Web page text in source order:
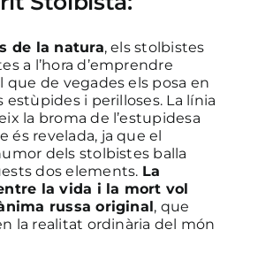
de la natura, els stolbistes
a l’hora d’emprendre
que de vegades els posa en
estùpides i perilloses. La línia
la broma de l’estupidesa
és revelada, ja que el
dels stolbistes balla
dos elements. La
la vida i la mort vol
russa original, que
la realitat ordinària del món